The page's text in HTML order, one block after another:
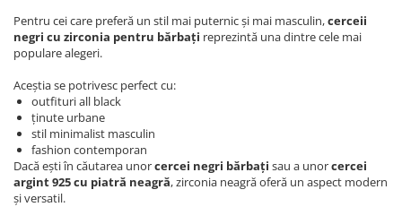
Pentru cei care preferă un stil mai puternic și mai masculin,cerceii
negri cu zirconia pentru bărbați reprezintă una dintre cele mai
populare alegeri.
Aceștia se potrivesc perfect cu:
outfituri all black
ținute urbane
stil minimalist masculin
fashion contemporan
Dacă ești în căutarea unorcercei negri bărbați sau a unorcercei
argint 925 cu piatră neagră, zirconia neagră oferă un aspect modern
și versatil.